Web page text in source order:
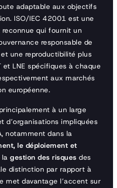
adaptable aux objectifs
ISO/IEC 42001 est une
qui fournit un
responsable de
une reproductibilité plus
et LNE spécifiques à chaque
aux marchés
européenne.
à un large
d’organisations impliquées
notamment dans la
le déploiement et
gestion des risques des
distinction par rapport à
met davantage l’accent sur